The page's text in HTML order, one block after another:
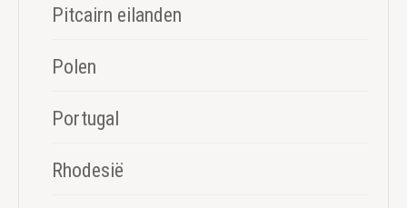
Pitcairn eilanden
Polen
Portugal
Rhodesië